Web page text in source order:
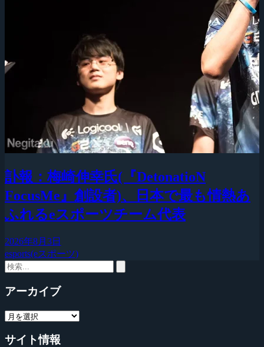
訃報：梅崎伸幸氏(『DetonatioN
FocusMe』創設者)、日本で最も情熱あ
ふれるeスポーツチーム代表
2026年8月3日
esports(eスポーツ)
アーカイブ
サイト情報